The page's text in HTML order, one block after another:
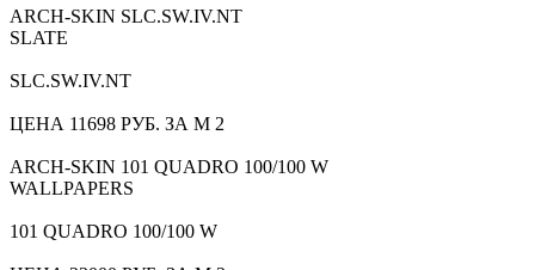
ARCH-SKIN SLC.SW.IV.NT
SLATE
SLC.SW.IV.NT
ЦЕНА 11698 РУБ. ЗА М 2
ARCH-SKIN 101 QUADRO 100/100 W
WALLPAPERS
101 QUADRO 100/100 W